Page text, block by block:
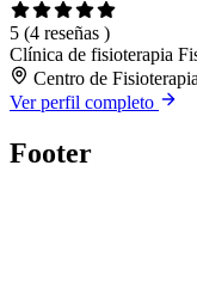
5 (4 reseñas )
Clínica de fisioterapia
Centro de
Ver perfil completo
Footer